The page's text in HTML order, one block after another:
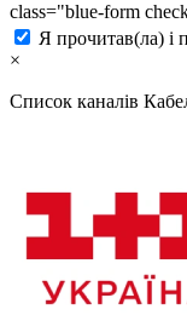
class="blue-form
Я прочитав(ла) і
×
Список каналів